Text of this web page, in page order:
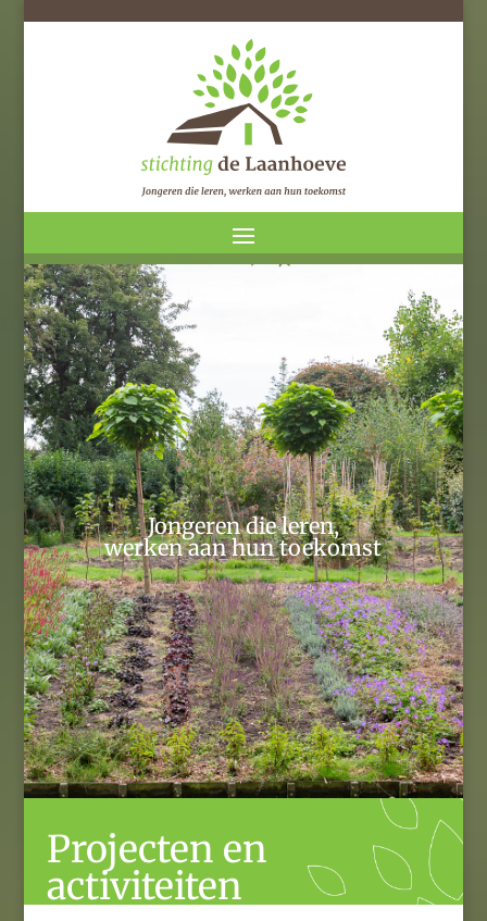
Jongeren die leren,
werken aan hun toekomst
Projecten en
activiteiten